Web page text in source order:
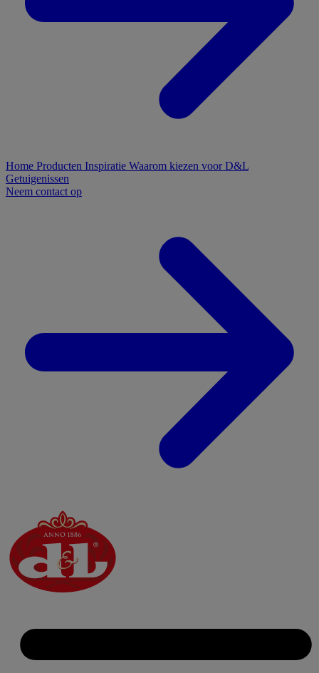
Home Producten Inspiratie Waarom kiezen voor D&L
Getuigenissen
Neem contact op